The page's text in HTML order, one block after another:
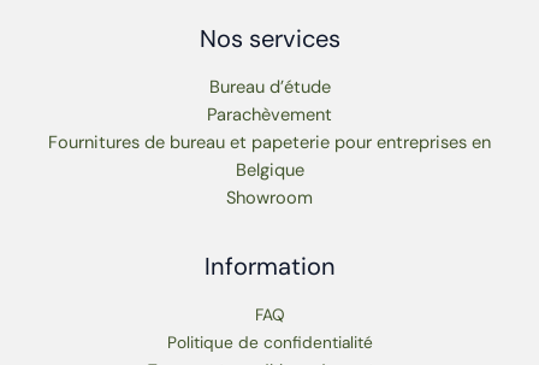
Nos services
Bureau d’étude
Parachèvement
Fournitures de bureau et papeterie pour entreprises en
Belgique
Showroom
Information
FAQ
Politique de confidentialité